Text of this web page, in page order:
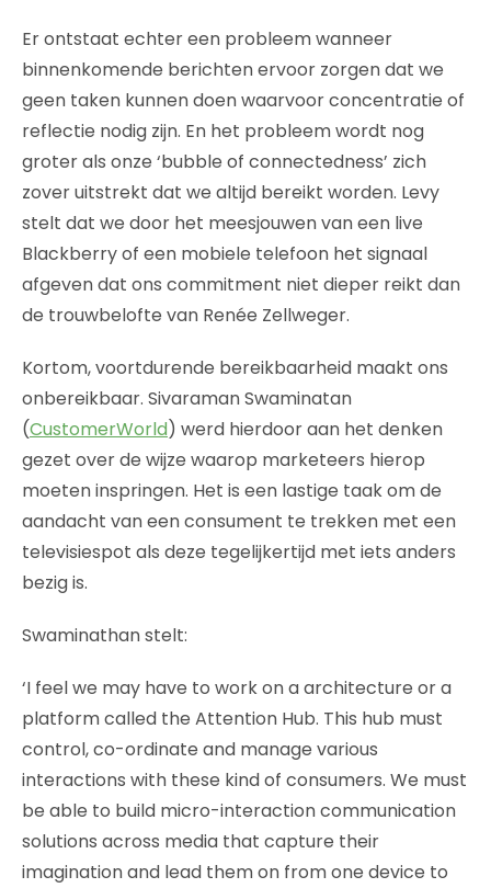
Er ontstaat echter een probleem wanneer
binnenkomende berichten ervoor zorgen dat we
geen taken kunnen doen waarvoor concentratie of
reflectie nodig zijn. En het probleem wordt nog
groter als onze ‘bubble of connectedness’ zich
zover uitstrekt dat we altijd bereikt worden. Levy
stelt dat we door het meesjouwen van een live
Blackberry of een mobiele telefoon het signaal
afgeven dat ons commitment niet dieper reikt dan
de trouwbelofte van Renée Zellweger.
Kortom, voortdurende bereikbaarheid maakt ons
onbereikbaar. Sivaraman Swaminatan
(CustomerWorld) werd hierdoor aan het denken
gezet over de wijze waarop marketeers hierop
moeten inspringen. Het is een lastige taak om de
aandacht van een consument te trekken met een
televisiespot als deze tegelijkertijd met iets anders
bezig is.
Swaminathan stelt:
‘I feel we may have to work on a architecture or a
platform called the Attention Hub. This hub must
control, co-ordinate and manage various
interactions with these kind of consumers. We must
be able to build micro-interaction communication
solutions across media that capture their
imagination and lead them on from one device to